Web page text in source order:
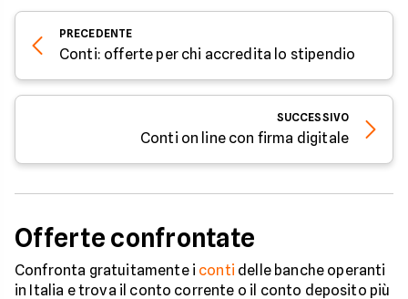
PRECEDENTE
Conti: offerte per chi accredita lo stipendio
SUCCESSIVO
Conti on line con firma digitale
Offerte confrontate
Confronta gratuitamente i conti delle banche operanti
in Italia e trova il conto corrente o il conto deposito più